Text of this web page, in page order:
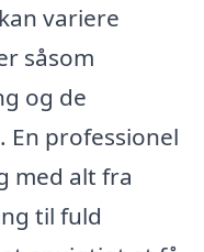
variere
såsom
og de
En professionel
med alt fra
til fuld